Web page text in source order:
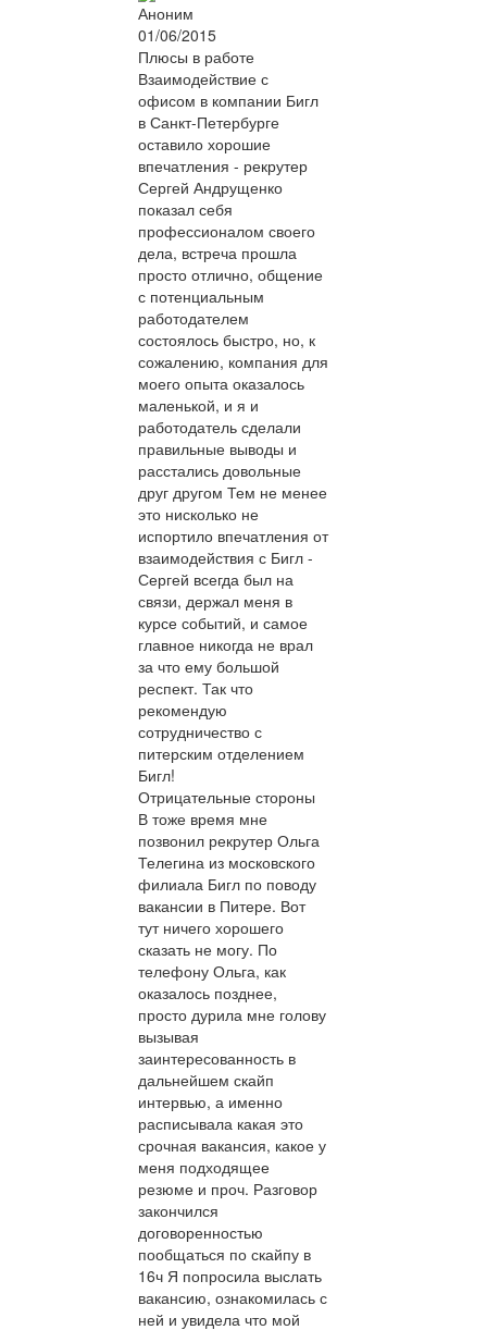
Аноним
01/06/2015
Плюсы в работе
Взаимодействие с
офисом в компании Бигл
в Санкт-Петербурге
оставило хорошие
впечатления - рекрутер
Сергей Андрущенко
показал себя
профессионалом своего
дела, встреча прошла
просто отлично, общение
с потенциальным
работодателем
состоялось быстро, но, к
сожалению, компания для
моего опыта оказалось
маленькой, и я и
работодатель сделали
правильные выводы и
расстались довольные
друг другом Тем не менее
это нисколько не
испортило впечатления от
взаимодействия с Бигл -
Сергей всегда был на
связи, держал меня в
курсе событий, и самое
главное никогда не врал
за что ему большой
респект. Так что
рекомендую
сотрудничество с
питерским отделением
Бигл!
Отрицательные стороны
В тоже время мне
позвонил рекрутер Ольга
Телегина из московского
филиала Бигл по поводу
вакансии в Питере. Вот
тут ничего хорошего
сказать не могу. По
телефону Ольга, как
оказалось позднее,
просто дурила мне голову
вызывая
заинтересованность в
дальнейшем скайп
интервью, а именно
расписывала какая это
срочная вакансия, какое у
меня подходящее
резюме и проч. Разговор
закончился
договоренностью
пообщаться по скайпу в
16ч Я попросила выслать
вакансию, ознакомилась с
ней и увидела что мой